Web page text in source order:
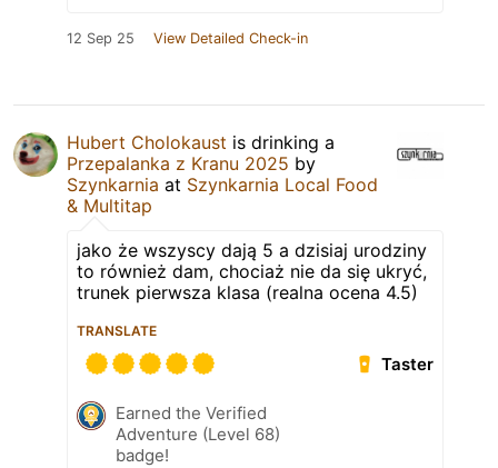
12 Sep 25 View Detailed Check-in
Hubert Cholokaust is drinking a
Przepalanka z Kranu 2025 by
Szynkarnia at Szynkarnia Local Food
& Multitap
jako że wszyscy dają 5 a dzisiaj urodziny
to również dam, chociaż nie da się ukryć,
trunek pierwsza klasa (realna ocena 4.5)
TRANSLATE
Taster
Earned the Verified
Adventure (Level 68)
badge!